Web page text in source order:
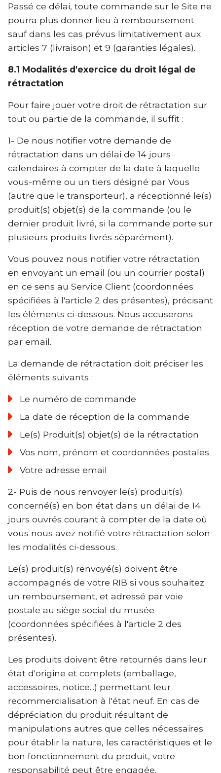
Passé ce délai, toute commande sur le Site ne
pourra plus donner lieu à remboursement
sauf dans les cas prévus limitativement aux
articles 7 (livraison) et 9 (garanties légales).
8.1 Modalités d'exercice du droit légal de
rétractation
Pour faire jouer votre droit de rétractation sur
tout ou partie de la commande, il suffit :
1- De nous notifier votre demande de
rétractation dans un délai de 14 jours
calendaires à compter de la date à laquelle
vous-même ou un tiers désigné par Vous
(autre que le transporteur), a réceptionné le(s)
produit(s) objet(s) de la commande (ou le
dernier produit livré, si la commande porte sur
plusieurs produits livrés séparément).
Vous pouvez nous notifier votre rétractation
en envoyant un email (ou un courrier postal)
en ce sens au Service Client (coordonnées
spécifiées à l'article 2 des présentes), précisant
les éléments ci-dessous. Nous accuserons
réception de votre demande de rétractation
par email.
La demande de rétractation doit préciser les
éléments suivants :
Le numéro de commande
La date de réception de la commande
Le(s) Produit(s) objet(s) de la rétractation
Vos nom, prénom et coordonnées postales
Votre adresse email
2- Puis de nous renvoyer le(s) produit(s)
concerné(s) en bon état dans un délai de 14
jours ouvrés courant à compter de la date où
vous nous avez notifié votre rétractation selon
les modalités ci-dessous.
Le(s) produit(s) renvoyé(s) doivent être
accompagnés de votre RIB si vous souhaitez
un remboursement, et adressé par voie
postale au siège social du musée
(coordonnées spécifiées à l'article 2 des
présentes).
Les produits doivent être retournés dans leur
état d'origine et complets (emballage,
accessoires, notice...) permettant leur
recommercialisation à l'état neuf. En cas de
dépréciation du produit résultant de
manipulations autres que celles nécessaires
pour établir la nature, les caractéristiques et le
bon fonctionnement du produit, votre
responsabilité peut être engagée.